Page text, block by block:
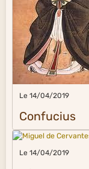
Le 14/04/2019
Confucius
Le 14/04/2019